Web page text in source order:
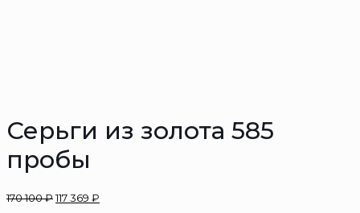
Серьги из золота 585
пробы
170 100₽117 369 ₽